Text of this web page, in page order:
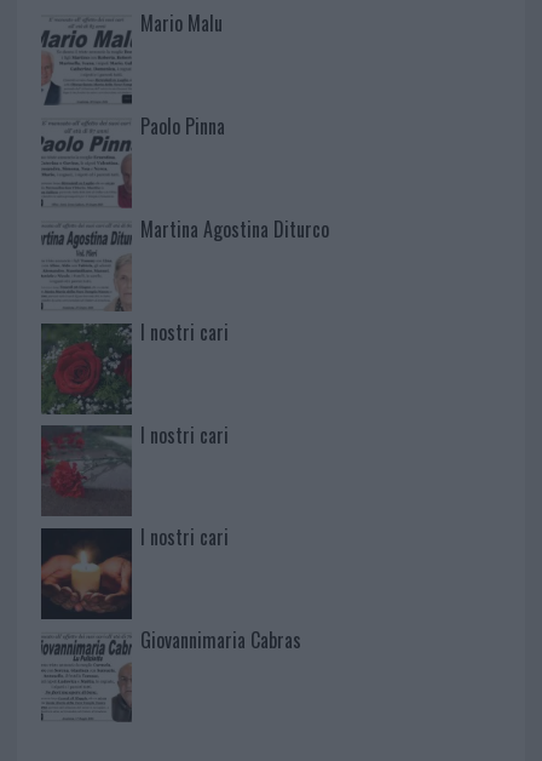
Mario Malu
Paolo Pinna
Martina Agostina Diturco
I nostri cari
I nostri cari
I nostri cari
Giovannimaria Cabras